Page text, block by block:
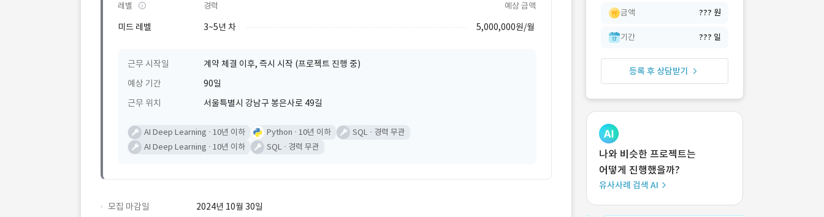
레벨 경력 예상 금액
미드 레벨 3~5년 차 5,000,000원/월
근무 시작일
계약 체결 이후, 즉시 시작 (프로젝트 진행 중)
예상 기간
90일
근무 위치
서울특별시 강남구 봉은사로 49길
AI Deep Learning 10년 이하 Python 10년 이하 SQL
경력 무관
AI Deep Learning
10년 이하 SQL 경력 무관
모집 마감일
2024년 10월 30일
금액 ??? 원
기간 ??? 일
등록 후 상담받기
나와 비슷한 프로젝트는
어떻게 진행했을까?
유사사례 검색 AI